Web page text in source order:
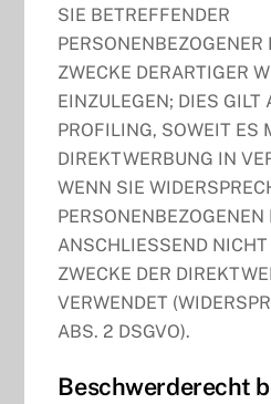
SIE BETREFFENDER
PERSONENBEZOGENER
ZWECKE DERARTIGER
EINZULEGEN; DIES GILT
PROFILING, SOWEIT ES
DIREKTWERBUNG IN
WENN SIE
PERSONENBEZOGENEN
ANSCHLIESSEND
ZWECKE DER
VERWENDET
ABS. 2 DSGVO).
Beschwerde­recht